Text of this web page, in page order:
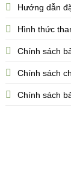
Hướng dẫn
Hình thức
Chính sách
Chính sách
Chính sách